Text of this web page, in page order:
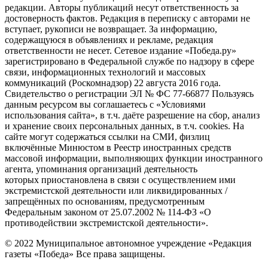
редакции. Авторы публикаций несут ответственность за
достоверность фактов. Редакция в переписку с авторами не
вступает, рукописи не возвращает. За информацию,
содержащуюся в объявлениях и рекламе, редакция
ответственности не несет. Сетевое издание «Победа.ру»
зарегистрировано в Федеральной службе по надзору в сфере
связи, информационных технологий и массовых
коммуникаций (Роскомнадзор) 22 августа 2016 года.
Свидетельство о регистрации ЭЛ № ФС 77-66877 Пользуясь
данным ресурсом вы соглашаетесь с «Условиями
использования сайта», в т.ч. даёте разрешение на сбор, анализ
и хранение своих персональных данных, в т.ч. cookies. На
сайте могут содержаться ссылки на СМИ, физлиц
включённые Минюстом в Реестр иностранных средств
массовой информации, выполняющих функции иностранного
агента, упоминания организаций деятельность
которых приостановлена в связи с осуществлением ими
экстремистской деятельности или ликвидированных /
запрещённых по основаниям, предусмотренным
Федеральным законом от 25.07.2002 № 114-ФЗ «О
противодействии экстремистской деятельности».
© 2022 Муниципальное автономное учреждение «Редакция
газеты «Победа» Все права защищены.